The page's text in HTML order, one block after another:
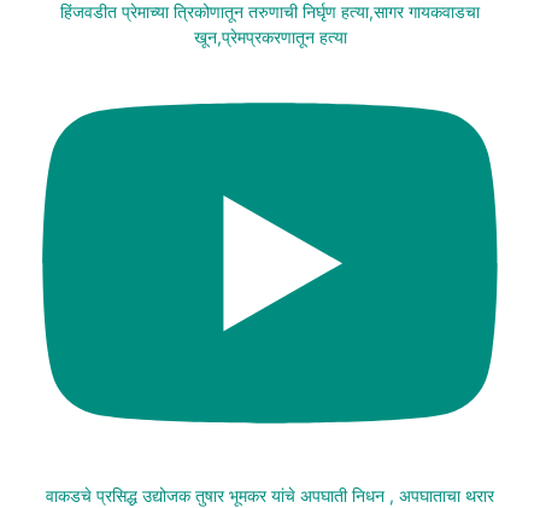
हिंजवडीत प्रेमाच्या त्रिकोणातून तरुणाची निर्घृण हत्या,सागर गायकवाडचा
खून,प्रेमप्रकरणातून हत्या
वाकडचे प्रसिद्ध उद्योजक तुषार भूमकर यांचे अपघाती निधन , अपघाताचा थरार